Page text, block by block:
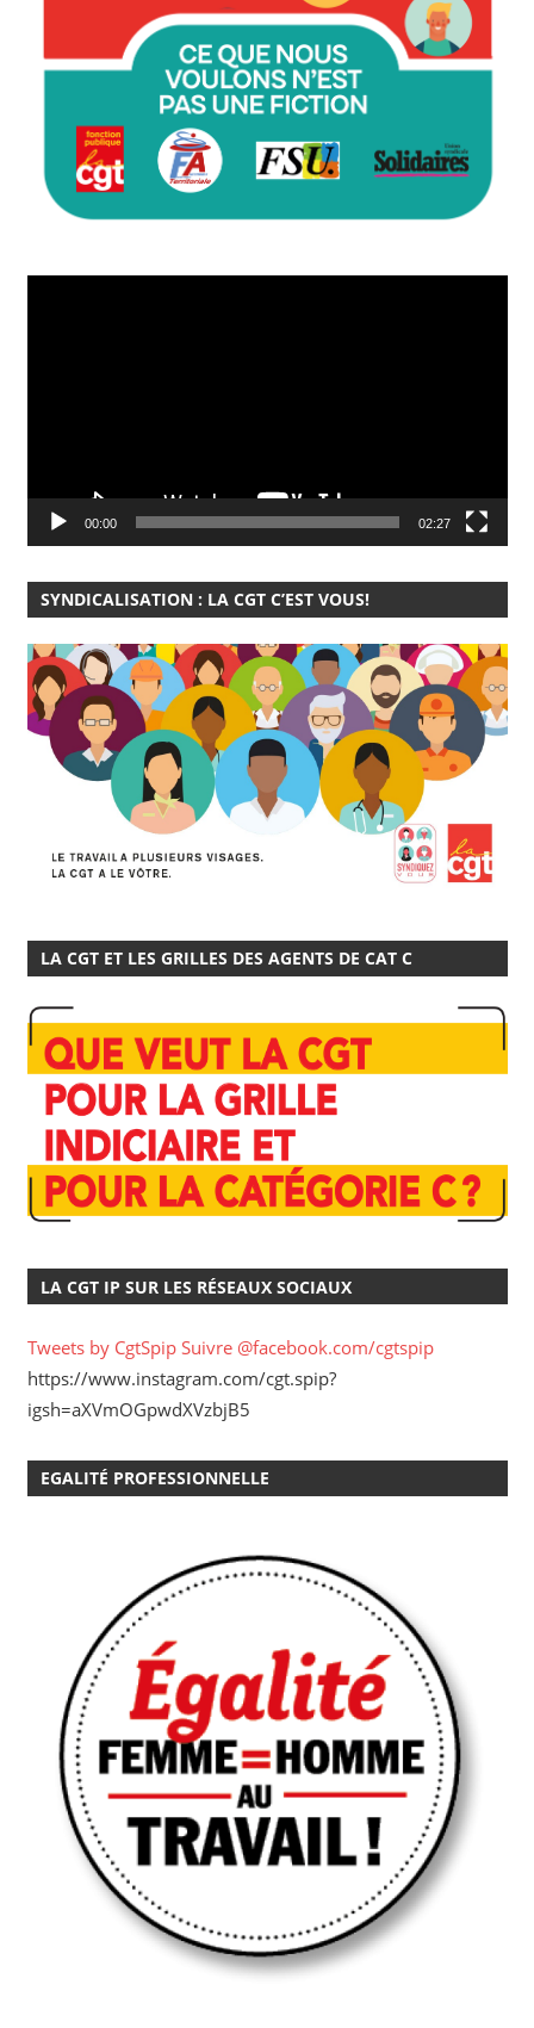
00:00 02:27
SYNDICALISATION : LA CGT C’EST VOUS!
LA CGT ET LES GRILLES DES AGENTS DE CAT C
LA CGT IP SUR LES RÉSEAUX SOCIAUX
Tweets by CgtSpip Suivre @facebook.com/cgtspip
https://www.instagram.com/cgt.spip?
igsh=aXVmOGpwdXVzbjB5
EGALITÉ PROFESSIONNELLE